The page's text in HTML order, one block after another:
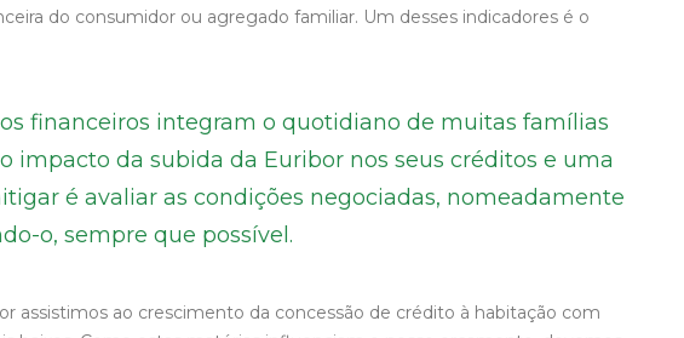
do consumidor ou agregado familiar. Um desses indicadores é o
financeiros integram o quotidiano de muitas famílias
impacto da subida da Euribor nos seus créditos e uma
é avaliar as condições negociadas, nomeadamente
o, sempre que possível.
assistimos ao crescimento da concessão de crédito à habitação com